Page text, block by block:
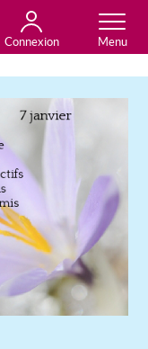
Connexion